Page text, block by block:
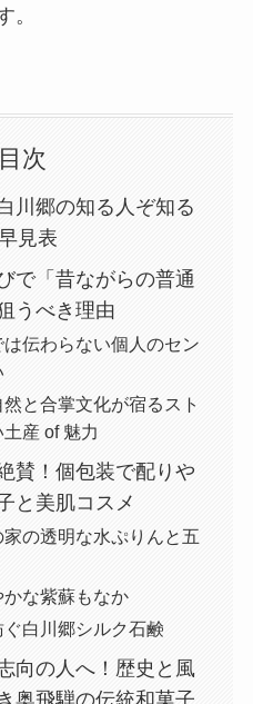
。
目次
川郷の知る人ぞ知る
見表
で「昔ながらの普通
うべき理由
伝わらない個人のセン
と合掌文化が宿るスト
産 of 魅力
賛！個包装で配りや
と美肌コスメ
の透明な水ぷりんと五
な紫蘇もなか
白川郷シルク石鹸
向の人へ！歴史と風
奥飛騨の伝統和菓子